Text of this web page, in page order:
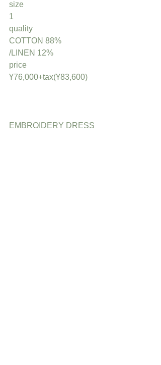
size
1
quality
COTTON 88%
/LINEN 12%
price
¥76,000+tax(¥83,600)
EMBROIDERY DRESS